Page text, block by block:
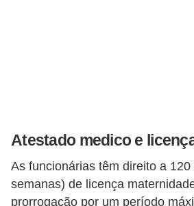
Atestado medico e
As funcionárias têm direito a
semanas) de licença
prorrogação por um período
o
l
e